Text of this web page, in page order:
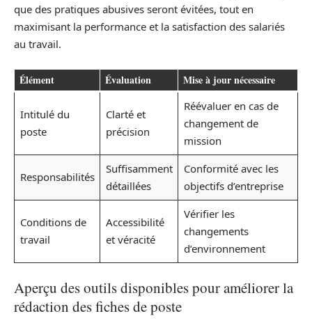
que des pratiques abusives seront évitées, tout en
maximisant la performance et la satisfaction des salariés
au travail.
Élément Évaluation Mise à jour nécessaire
Intitulé du
poste
Clarté et
précision
Réévaluer en cas de
changement de
mission
Responsabilités
Suffisamment
détaillées
Conformité avec les
objectifs d’entreprise
Conditions de
travail
Accessibilité
et véracité
Vérifier les
changements
d’environnement
Aperçu des outils disponibles pour améliorer la
rédaction des fiches de poste